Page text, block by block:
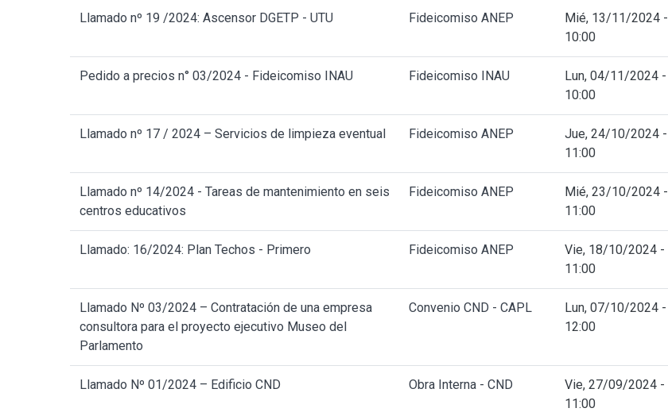
Llamado nº 19 /2024: Ascensor DGETP - UTU Fideicomiso ANEP
Mié, 13/11/2024 -
10:00
Pedido a precios n° 03/2024 - Fideicomiso INAU Fideicomiso INAU
Lun, 04/11/2024 -
10:00
Llamado nº 17 / 2024 – Servicios de limpieza eventual Fideicomiso ANEP
Jue, 24/10/2024 -
11:00
Llamado nº 14/2024 - Tareas de mantenimiento en seis
centros educativos
Fideicomiso ANEP
Mié, 23/10/2024 -
11:00
Llamado: 16/2024: Plan Techos - Primero Fideicomiso ANEP
Vie, 18/10/2024 -
11:00
Llamado Nº 03/2024 – Contratación de una empresa
consultora para el proyecto ejecutivo Museo del
Parlamento
Convenio CND - CAPL
Lun, 07/10/2024 -
12:00
Llamado Nº 01/2024 – Edificio CND Obra Interna - CND
Vie, 27/09/2024 -
11:00